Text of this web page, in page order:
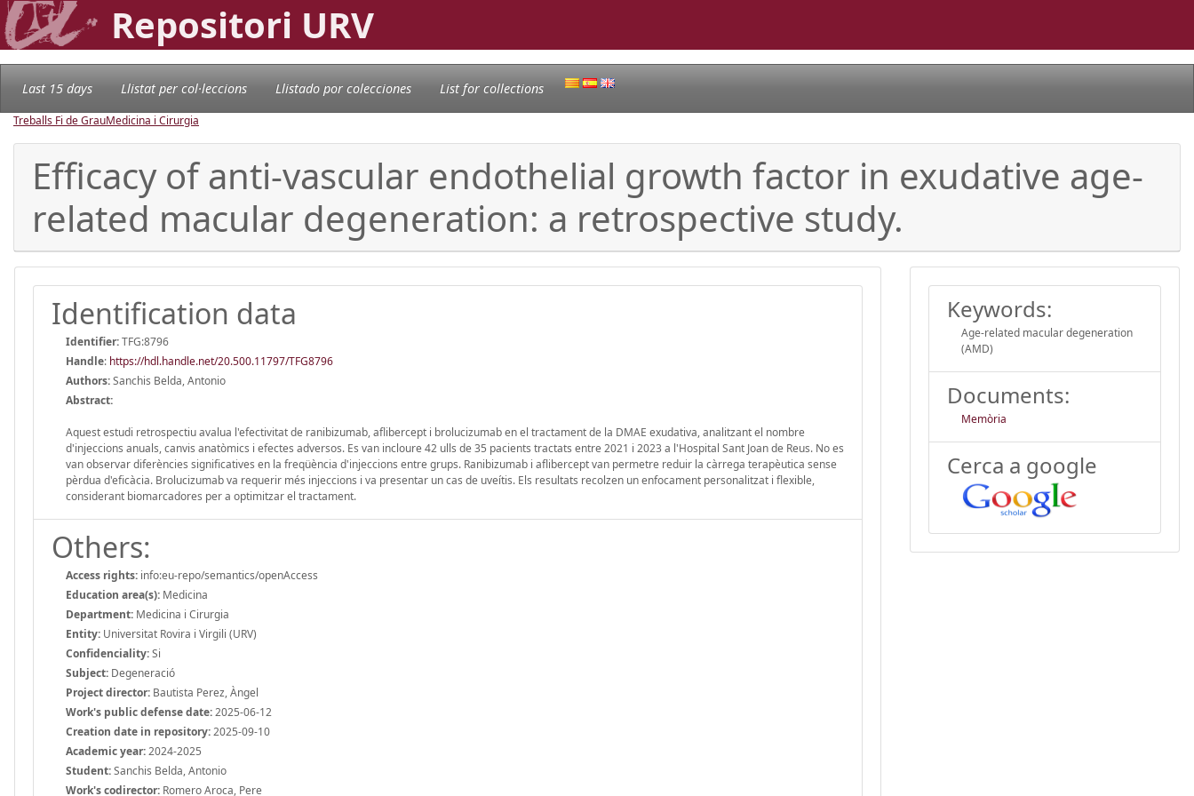
Repositori URV
Last 15 days Llistat per col·leccions Llistado por colecciones List for collections
Treballs Fi de GrauMedicina i Cirurgia
Efficacy of anti-vascular endothelial growth factor in exudative age-
related macular degeneration: a retrospective study.
Identification data
Identifier:TFG:8796
Handle: https://hdl.handle.net/20.500.11797/TFG8796
Authors:Sanchis Belda, Antonio
Abstract:
Aquest estudi retrospectiu avalua l'efectivitat de ranibizumab, aflibercept i brolucizumab en el tractament de la DMAE exudativa, analitzant el nombre
d'injeccions anuals, canvis anatòmics i efectes adversos. Es van incloure 42 ulls de 35 pacients tractats entre 2021 i 2023 a l'Hospital Sant Joan de Reus. No es
van observar diferències significatives en la freqüència d'injeccions entre grups. Ranibizumab i aflibercept van permetre reduir la càrrega terapèutica sense
pèrdua d'eficàcia. Brolucizumab va requerir més injeccions i va presentar un cas de uveítis. Els resultats recolzen un enfocament personalitzat i flexible,
considerant biomarcadores per a optimitzar el tractament.
Others:
Access rights: info:eu-repo/semantics/openAccess
Education area(s): Medicina
Department: Medicina i Cirurgia
Entity: Universitat Rovira i Virgili (URV)
Confidenciality:Si
Subject: Degeneració
Project director: Bautista Perez, Àngel
Work's public defense date:2025-06-12
Creation date in repository:2025-09-10
Academic year:2024-2025
Student:Sanchis Belda, Antonio
Work's codirector: Romero Aroca, Pere
Keywords:
Age-related macular degeneration
(AMD)
Documents:
Memòria
Cerca a google